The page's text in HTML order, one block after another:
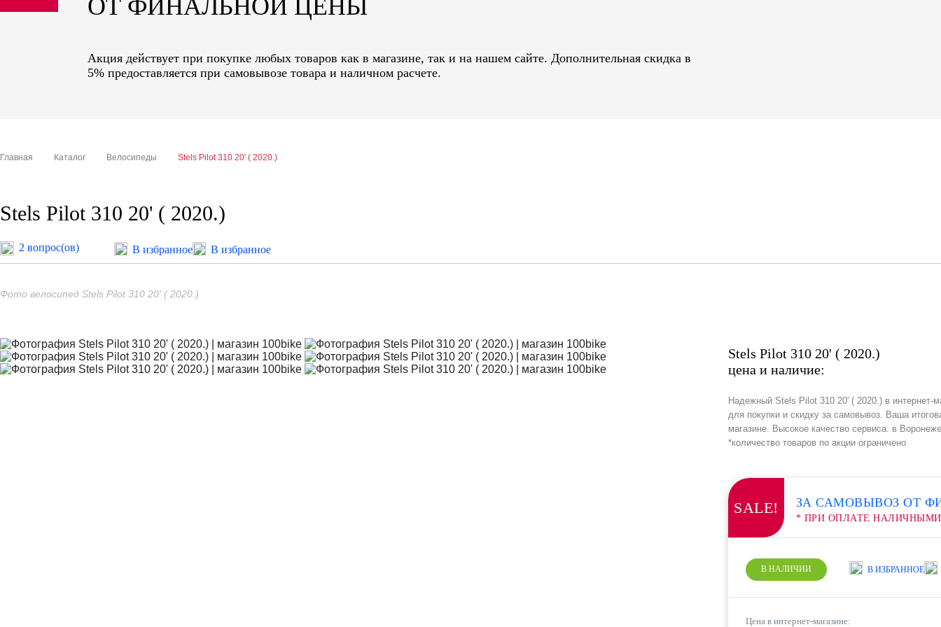
sale
ОТ ФИНАЛЬНОЙ ЦЕНЫ
Акция действует при покупке любых товаров как в магазине, так и на нашем сайте. Дополнительная скидка в
5% предоставляется при самовывозе товара и наличном расчете.
Главная Каталог Велосипеды Stels Pilot 310 20' ( 2020.)
Stels Pilot 310 20' ( 2020.)
2 вопрос(ов) В избранное В избранное
Фото велосипед Stels Pilot 310 20' ( 2020.)
Stels Pilot 310 20' ( 2020.)
цена и наличие:
Надежный Stels Pilot 310 20' ( 2020.) в интернет-
для покупки и скидку за самовывоз. Ваша
магазине. Высокое качество сервиса. в Воронеже
*количество товаров по акции ограничено
SALE! ЗА САМОВЫВОЗ ОТ
* ПРИ ОПЛАТЕ НАЛИЧНЫМИ
В НАЛИЧИИ В ИЗБРАННОЕ
Цена в интернет-магазине: